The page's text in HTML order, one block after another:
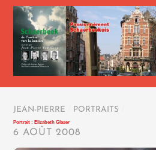
JEAN-PIERRE PORTRAITS
Portrait : Elizabeth Glaser
6 AOÛT 2008